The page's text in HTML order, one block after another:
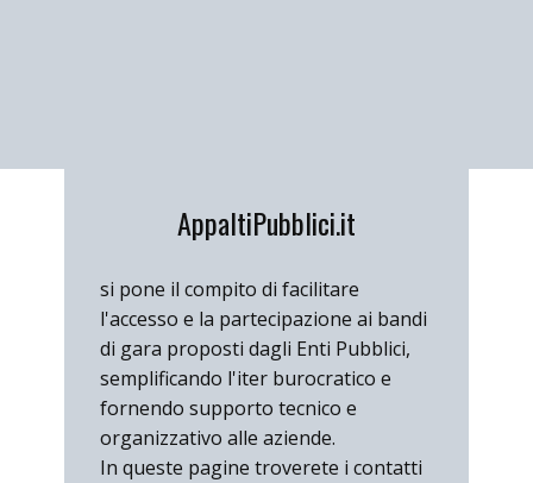
AppaltiPubblici.it
si pone il compito di facilitare
l'accesso e la partecipazione ai bandi
di gara proposti dagli Enti Pubblici,
semplificando l'iter burocratico e
fornendo supporto tecnico e
organizzativo alle aziende.
In queste pagine troverete i contatti